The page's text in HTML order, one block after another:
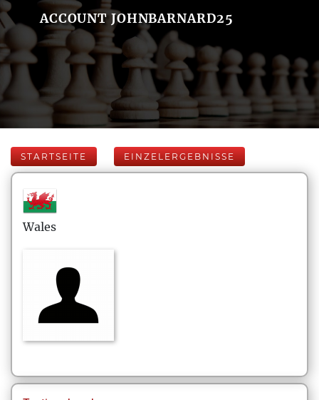
ACCOUNT JOHNBARNARD25
STARTSEITE EINZELERGEBNISSE
Wales